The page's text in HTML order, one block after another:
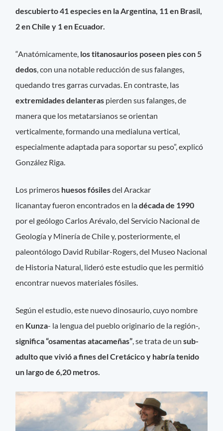
descubierto 41 especies en la Argentina, 11 en Brasil,
2 en Chile y 1 en Ecuador.
“Anatómicamente, los titanosaurios poseen pies con 5
dedos, con una notable reducción de sus falanges,
quedando tres garras curvadas. En contraste, las
extremidades delanteras pierden sus falanges, de
manera que los metatarsianos se orientan
verticalmente, formando una medialuna vertical,
especialmente adaptada para soportar su peso”, explicó
González Riga.
Los primeros huesos fósilesdel Arackar
licanantay fueron encontrados en ladécada de 1990
por el geólogo Carlos Arévalo, del Servicio Nacional de
Geología y Minería de Chile y, posteriormente, el
paleontólogo David Rubilar-Rogers, del Museo Nacional
de Historia Natural, lideró este estudio que les permitió
encontrar nuevos materiales fósiles.
Según el estudio, este nuevo dinosaurio, cuyo nombre
en Kunza- la lengua del pueblo originario de la región-,
significa “osamentas atacameñas”, se trata de unsub-
adulto que vivió a fines del Cretácico y habría tenido
un largo de 6,20 metros.